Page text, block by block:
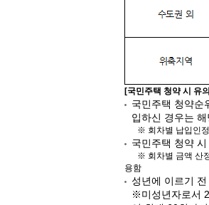
[국민주택 청약 시 유
국민주택 청약순
입하신 경우는
※ 회차별 납입인정
국민주택 청약
※ 회차별 금액 산정
용함
성년에 이르기
※미성년자로서